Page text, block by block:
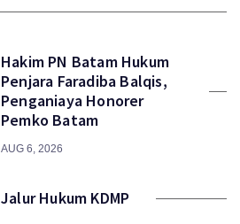
Hakim PN Batam Hukum
Penjara Faradiba Balqis,
Penganiaya Honorer
Pemko Batam
AUG 6, 2026
Jalur Hukum KDMP